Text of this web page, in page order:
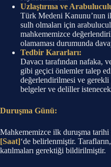
Uzlaştırma ve
Türk Medeni Kanunu’nun
sulh olmaları için
mahkememizce
olamaması durumunda
Tedbir Kararları:
Davacı tarafından nafaka,
gibi geçici önlemler talep
değerlendirilmesi ve gerekli
belgeler ve deliller
Duruşma Günü:
Mahkememizce ilk duruşma tarihi
[Saat]‘de belirlenmiştir.
katılmaları gerektiği bildirilmiştir.